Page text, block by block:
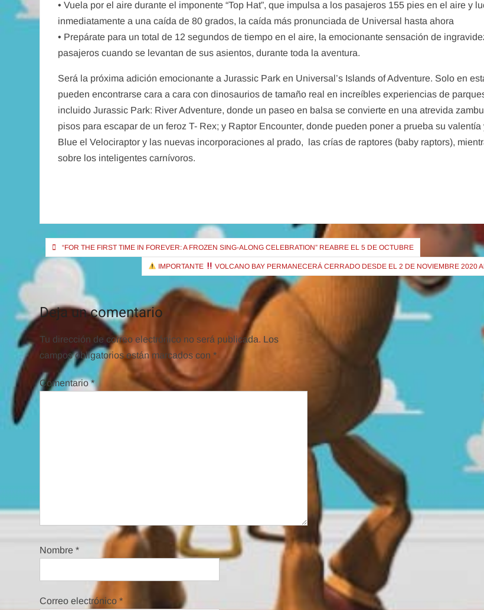
• Vuela por el aire durante el imponente “Top Hat”, que impulsa a los pasajeros 155 pies en el aire y
inmediatamente a una caída de 80 grados, la caída más pronunciada de Universal hasta ahora
• Prepárate para un total de 12 segundos de tiempo en el aire, la emocionante sensación de
pasajeros cuando se levantan de sus asientos, durante toda la aventura.
Será la próxima adición emocionante a Jurassic Park en Universal’s Islands of Adventure. Solo en
pueden encontrarse cara a cara con dinosaurios de tamaño real en increíbles experiencias de
incluido Jurassic Park: River Adventure, donde un paseo en balsa se convierte en una atrevida
pisos para escapar de un feroz T- Rex; y Raptor Encounter, donde pueden poner a prueba su valentía
Blue el Velociraptor y las nuevas incorporaciones al prado, las crías de raptores (baby raptors),
sobre los inteligentes carnívoros.
Navegación
de
entradas
“FOR THE FIRST TIME IN FOREVER: A FROZEN SING-ALONG CELEBRATION” REABRE EL 5 DE OCTUBRE
IMPORTANTE VOLCANO BAY PERMANECERÁ CERRADO DESDE EL 2 DE NOVIEMBRE 2020
Deja un comentario
Tu dirección de correo electrónico no será publicada. Los
campos obligatorios están marcados con*
Comentario*
Nombre*
Correo electrónico*